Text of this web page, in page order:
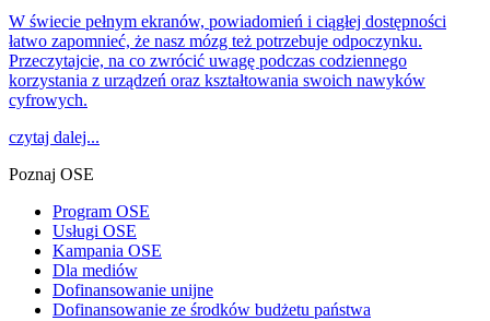
W świecie pełnym ekranów, powiadomień i ciągłej dostępności
łatwo zapomnieć, że nasz mózg też potrzebuje odpoczynku.
Przeczytajcie, na co zwrócić uwagę podczas codziennego
korzystania z urządzeń oraz kształtowania swoich nawyków
cyfrowych.
czytaj dalej...
Poznaj OSE
Program OSE
Usługi OSE
Kampania OSE
Dla mediów
Dofinansowanie unijne
Dofinansowanie ze środków budżetu państwa